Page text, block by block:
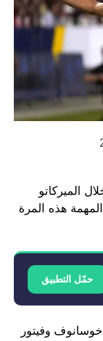
الميركاتو
هذه المرة
حمّل التطبيق
خوسانوف وفيتور